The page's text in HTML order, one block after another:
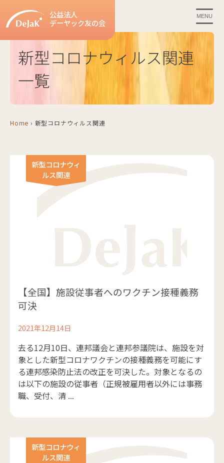
公益法人
デーヤック友の会
MENU
新型コロナウィルス関連
一覧
Home › 新型コロナウィルス関連
新型コロナウィ
ルス関連
【全国】施設従事者へのワクチン接種義務
可決
2021年12月14日
去る12月10日、連邦議会と連邦参議院は、施設を対
象とした新型コロナワクチンの接種義務を可能にす
る連邦感染防止法の改正を可決した。対象となるの
は以下の施設の従事者（正規被雇用者以外には事務
職、受付、清 ...
新型コロナウィ
ルス関連